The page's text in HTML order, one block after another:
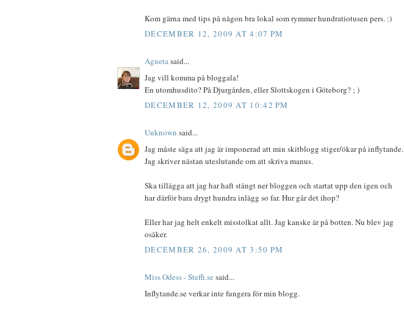
Kom gärna med tips på någon bra lokal som rymmer hundratiotusen pers. :)
DECEMBER 12, 2009 AT 4:07 PM
Agnetasaid...
Jag vill komma på bloggala!
En utomhusdito? På Djurgården, eller Slottskogen i Göteborg? ; )
DECEMBER 12, 2009 AT 10:42 PM
Unknown said...
Jag måste säga att jag är imponerad att min skitblogg stiger/ökar på inflytande.
Jag skriver nästan uteslutande om att skriva manus.
Ska tillägga att jag har haft stängt ner bloggen och startat upp den igen och
har därför bara drygt hundra inlägg so far. Hur går det ihop?
Eller har jag helt enkelt misstolkat allt. Jag kanske är på botten. Nu blev jag
osäker.
DECEMBER 26, 2009 AT 3:50 PM
Miss Odess - Steffi.se said...
Inflytande.se verkar inte fungera för min blogg.